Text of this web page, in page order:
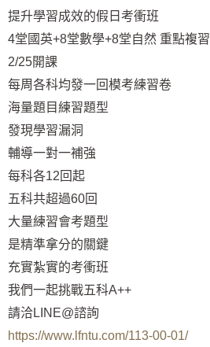
提升學習成效的假日考衝班
4堂國英+8堂數學+8堂自然 重點複習
2/25開課
每周各科均發一回模考練習卷
海量題目練習題型
發現學習漏洞
輔導一對一補強
每科各12回起
五科共超過60回
大量練習會考題型
是精準拿分的關鍵
充實紮實的考衝班
我們一起挑戰五科A++
請洽LINE@諮詢
https://www.lfntu.com/113-00-01/